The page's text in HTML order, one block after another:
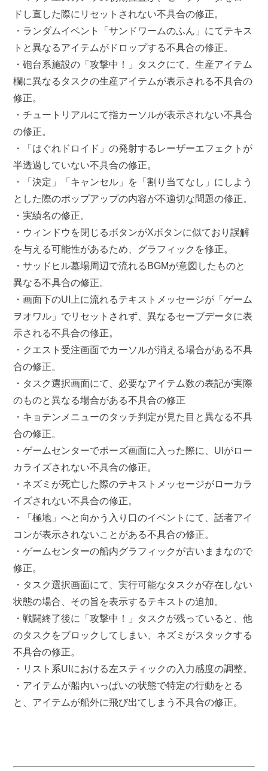
ドし直した際にリセットされない不具合の修正。
・ランダムイベント「サンドワームのふん」にてテキス
トと異なるアイテムがドロップする不具合の修正。
・砲台系施設の「攻撃中！」タスクにて、生産アイテム
欄に異なるタスクの生産アイテムが表示される不具合の
修正。
・チュートリアルにて指カーソルが表示されない不具合
の修正。
・「はぐれドロイド」の発射するレーザーエフェクトが
半透過していない不具合の修正。
・「決定」「キャンセル」を「割り当てなし」にしよう
とした際のポップアップの内容が不適切な問題の修正。
・実績名の修正。
・ウィンドウを閉じるボタンがXボタンに似ており誤解
を与える可能性があるため、グラフィックを修正。
・サッドヒル墓場周辺で流れるBGMが意図したものと
異なる不具合の修正。
・画面下のUI上に流れるテキストメッセージが「ゲーム
ヲオワル」でリセットされず、異なるセーブデータに表
示される不具合の修正。
・クエスト受注画面でカーソルが消える場合がある不具
合の修正。
・タスク選択画面にて、必要なアイテム数の表記が実際
のものと異なる場合がある不具合の修正
・キョテンメニューのタッチ判定が見た目と異なる不具
合の修正。
・ゲームセンターでポーズ画面に入った際に、UIがロー
カライズされない不具合の修正。
・ネズミが死亡した際のテキストメッセージがローカラ
イズされない不具合の修正。
・「極地」へと向かう入り口のイベントにて、話者アイ
コンが表示されないことがある不具合の修正。
・ゲームセンターの船内グラフィックが古いままなので
修正。
・タスク選択画面にて、実行可能なタスクが存在しない
状態の場合、その旨を表示するテキストの追加。
・戦闘終了後に「攻撃中！」タスクが残っていると、他
のタスクをブロックしてしまい、ネズミがスタックする
不具合の修正。
・リスト系UIにおける左スティックの入力感度の調整。
・アイテムが船内いっぱいの状態で特定の行動をとる
と、アイテムが船外に飛び出てしまう不具合の修正。